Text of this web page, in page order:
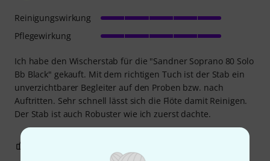
Ich habe den Wischerstab für die "Sandner Soprano 80 Solo
Bb Black" gekauft. Mit dem richtigen Tuch ist der Stab ein
unverzichtbarer Begleiter auf den Proben bzw. nach
Auftritten. Sehr schnell lässt sich die Flöte damit Reinigen.
Der Stab ist auch Robuster wie ich zuerst dachte.
Reinigungswirkung
Pflegewirkung